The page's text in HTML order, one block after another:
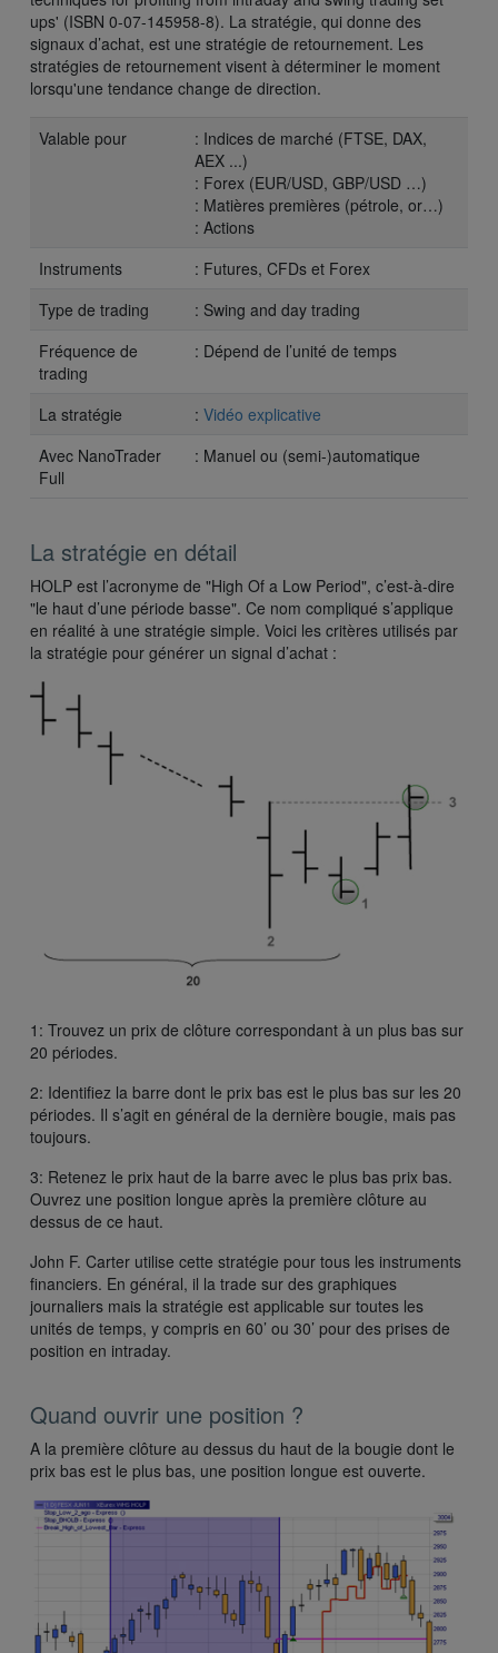
ups' (ISBN 0-07-145958-8). La stratégie, qui donne des
signaux d’achat, est une stratégie de retournement. Les
stratégies de retournement visent à déterminer le moment
lorsqu'une tendance change de direction.
Valable pour
: Indices de marché (FTSE, DAX,
AEX ...)
: Forex (EUR/USD, GBP/USD …)
: Matières premières (pétrole, or…)
: Actions
Instruments
: Futures, CFDs et Forex
Type de trading
: Swing and day trading
Fréquence de
trading
: Dépend de l’unité de temps
La stratégie : Vidéo explicative
Avec NanoTrader
Full
: Manuel ou (semi-)automatique
La stratégie en détail
HOLP est l’acronyme de "High Of a Low Period", c’est-à-dire
"le haut d’une période basse". Ce nom compliqué s’applique
en réalité à une stratégie simple. Voici les critères utilisés par
la stratégie pour générer un signal d’achat :
1: Trouvez un prix de clôture correspondant à un plus bas sur
20 périodes.
2: Identifiez la barre dont le prix bas est le plus bas sur les 20
périodes. Il s’agit en général de la dernière bougie, mais pas
toujours.
3: Retenez le prix haut de la barre avec le plus bas prix bas.
Ouvrez une position longue après la première clôture au
dessus de ce haut.
John F. Carter utilise cette stratégie pour tous les instruments
financiers. En général, il la trade sur des graphiques
journaliers mais la stratégie est applicable sur toutes les
unités de temps, y compris en 60’ ou 30’ pour des prises de
position en intraday.
Quand ouvrir une position ?
A la première clôture au dessus du haut de la bougie dont le
prix bas est le plus bas, une position longue est ouverte.